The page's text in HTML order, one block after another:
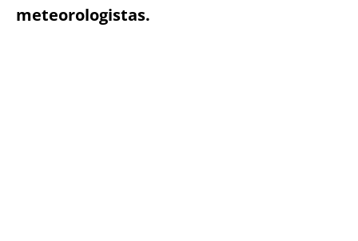
meteorologistas.